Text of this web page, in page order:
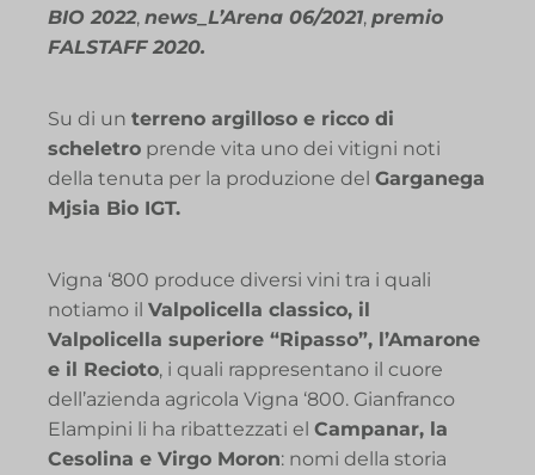
BIO 2022, news_L’Arena 06/2021, premio
FALSTAFF 2020.
Su di un terreno argilloso e ricco di
scheletro prende vita uno dei vitigni noti
della tenuta per la produzione del Garganega
Mjsia Bio IGT.
Vigna ‘800 produce diversi vini tra i quali
notiamo il Valpolicella classico, il
Valpolicella superiore “Ripasso”, l’Amarone
e il Recioto, i quali rappresentano il cuore
dell’azienda agricola Vigna ‘800. Gianfranco
Elampini li ha ribattezzati el Campanar, la
Cesolina e Virgo Moron: nomi della storia